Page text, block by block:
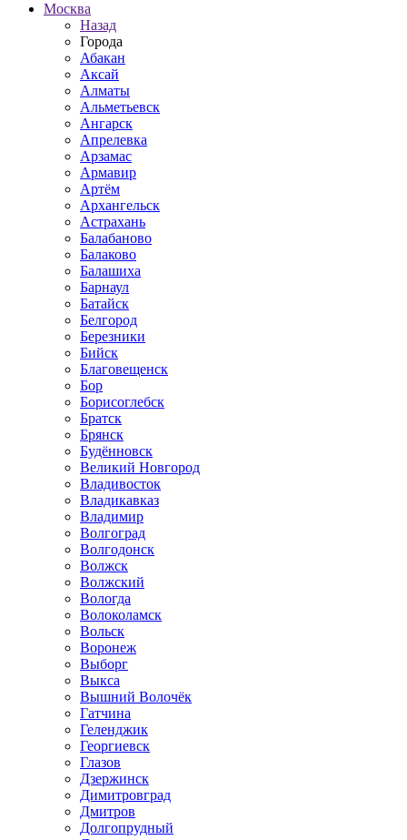
Москва
Назад
Города
Абакан
Аксай
Алматы
Альметьевск
Ангарск
Апрелевка
Арзамас
Армавир
Артём
Архангельск
Астрахань
Балабаново
Балаково
Балашиха
Барнаул
Батайск
Белгород
Березники
Бийск
Благовещенск
Бор
Борисоглебск
Братск
Брянск
Будённовск
Великий Новгород
Владивосток
Владикавказ
Владимир
Волгоград
Волгодонск
Волжск
Волжский
Вологда
Волоколамск
Вольск
Воронеж
Выборг
Выкса
Вышний Волочёк
Гатчина
Геленджик
Георгиевск
Глазов
Дзержинск
Димитровград
Дмитров
Долгопрудный